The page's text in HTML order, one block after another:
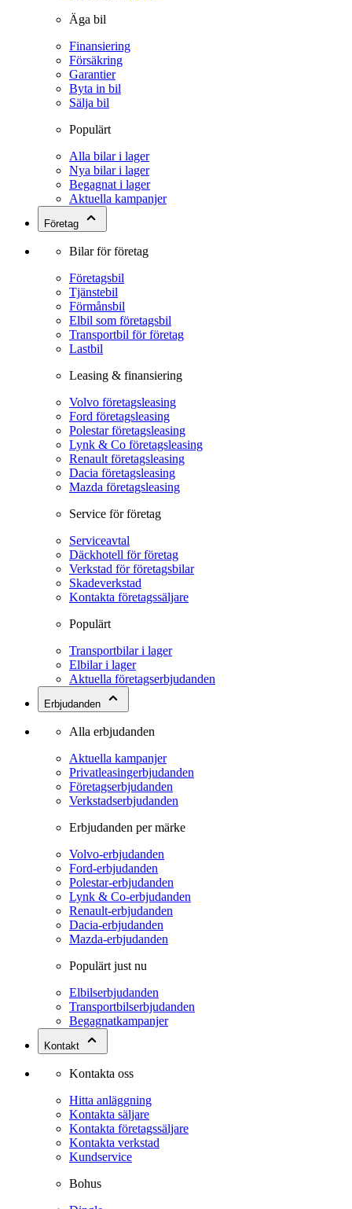
Äga bil
Finansiering
Försäkring
Garantier
Byta in bil
Sälja bil
Populärt
Alla bilar i lager
Nya bilar i lager
Begagnat i lager
Aktuella kampanjer
Företag
Bilar för företag
Företagsbil
Tjänstebil
Förmånsbil
Elbil som företagsbil
Transportbil för företag
Lastbil
Leasing & finansiering
Volvo företagsleasing
Ford företagsleasing
Polestar företagsleasing
Lynk & Co företagsleasing
Renault företagsleasing
Dacia företagsleasing
Mazda företagsleasing
Service för företag
Serviceavtal
Däckhotell för företag
Verkstad för företagsbilar
Skadeverkstad
Kontakta företagssäljare
Populärt
Transportbilar i lager
Elbilar i lager
Aktuella företagserbjudanden
Erbjudanden
Alla erbjudanden
Aktuella kampanjer
Privatleasingerbjudanden
Företagserbjudanden
Verkstadserbjudanden
Erbjudanden per märke
Volvo-erbjudanden
Ford-erbjudanden
Polestar-erbjudanden
Lynk & Co-erbjudanden
Renault-erbjudanden
Dacia-erbjudanden
Mazda-erbjudanden
Populärt just nu
Elbilserbjudanden
Transportbilserbjudanden
Begagnatkampanjer
Kontakt
Kontakta oss
Hitta anläggning
Kontakta säljare
Kontakta företagssäljare
Kontakta verkstad
Kundservice
Bohus